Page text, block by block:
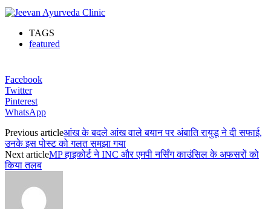
TAGS
featured
Facebook
Twitter
Pinterest
WhatsApp
Previous articleआंख के बदले आंख वाले बयान पर अंबाति रायुडू ने दी सफाई,
उनके इस पोस्ट को गलत समझा गया
Next articleMP हाइकोर्ट ने INC और एमपी नर्सिंग काउंसिल के अफसरों को
किया तलब